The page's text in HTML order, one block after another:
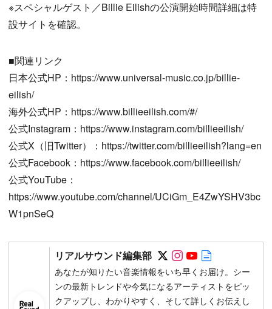
※スペシャルゲスト／Billie Eilishの公演開始時間詳細は特
設サイトを確認。
■関連リンク
日本公式HP：https://www.universal-music.co.jp/billie-
eilish/
海外公式HP：https://www.billieeilish.com/#/
公式Instagram：https://www.instagram.com/billieeilish/
公式X（旧Twitter）：https://twitter.com/billieeilish?lang=en
公式Facebook：https://www.facebook.com/billieeilish/
公式YouTube：
https://www.youtube.com/channel/UCiGm_E4ZwYSHV3bc
W1pnSeQ
リアルサウンド編集部 Follow on SNS
Follow on SNS
Follow on
あなたが知りたい音楽情報をいち早くお届け。シー
ンの最新トレンドや今気になるアーティストをピッ
クアップし、わかりやすく、そして詳しくお伝えし